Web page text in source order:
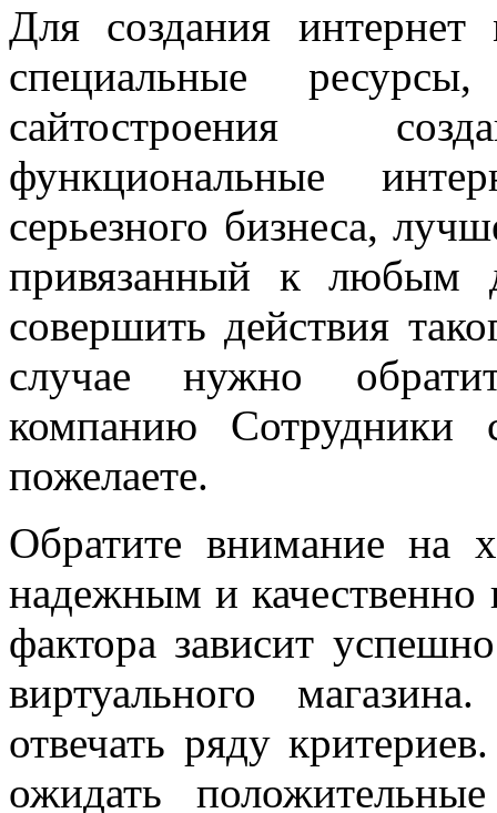
Для создания интернет
специальные
сайтостроения
функциональные
серьезного бизнеса,
привязанный к любым
совершить действия
случае нужно
компанию Сотрудники
пожелаете.
Обратите внимание на
надежным и качественно
фактора зависит
виртуального
отвечать ряду
ожидать